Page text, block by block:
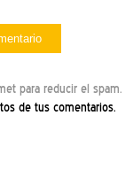
para reducir el spam.
de tus comentarios.